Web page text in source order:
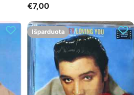
Įprasta
€7,00
Išparduota